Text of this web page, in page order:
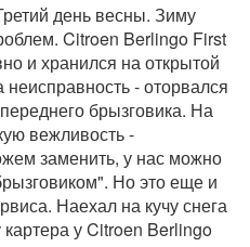
день весны. Зиму
Citroen Berlingo First
и хранился на открытой
- оторвался
брызговика. На
вежливость -
заменить, у нас можно
Но это еще и
Наехал на кучу снега
у Citroen Berlingo